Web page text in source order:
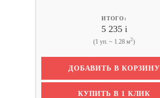
ИТОГО:
5 235 i
(1 уп. ~ 1.28 м2)
ДОБАВИТЬ В КОРЗИНУ
КУПИТЬ В 1 КЛИК